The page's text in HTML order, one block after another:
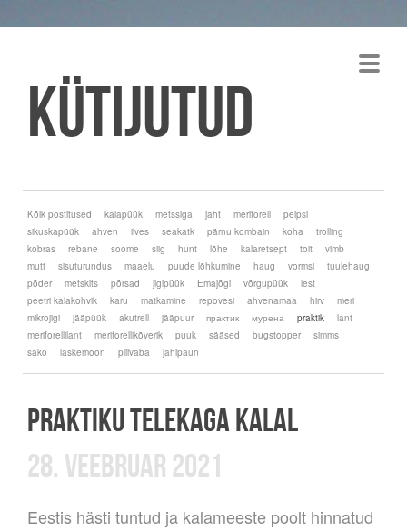
Kütijutud
Kõik postitused kalapüük metssiga jaht meriforell
peipsi
sikuskapüük
ahven ilves seakatk pärnu kombain koha
trolling
kobras
rebane soome siig hunt lõhe kalaretsept toit
vimb
mutt
sisuturundus maaelu puude lõhkumine haug vormsi
tuulehaug
põder
metskits põrsad jigipüük Emajõgi võrgupüük
lest
peetri kalakohvik
karu matkamine repovesi ahvenamaa hirv
meri
mikrojigi
jääpüük akutrell jääpuur практик мурена praktik
lant
meriforellilant
meriforellikõverik puuk sääsed bugstopper
simms
sako
laskemoon pliivaba jahipaun
PRAKTIKU TELEKAGA KALAL
28. VEEBRUAR 2021
Eestis hästi tuntud ja kalameeste poolt hinnatud